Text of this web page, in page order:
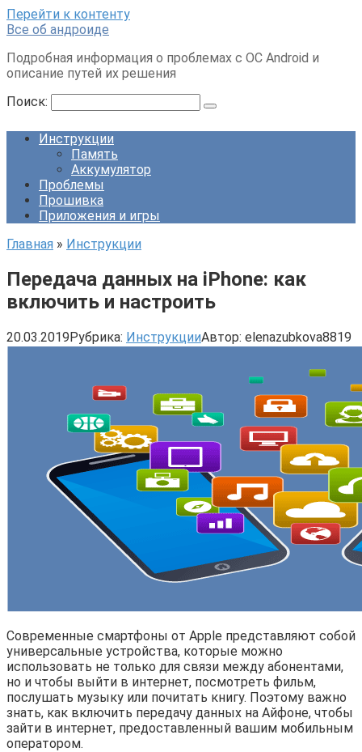
Перейти к контенту
Все об андроиде
Подробная информация о проблемах с ОС Android и
описание путей их решения
Поиск:
Инструкции
Память
Аккумулятор
Проблемы
Прошивка
Приложения и игры
Главная » Инструкции
Передача данных на iPhone: как
включить и настроить
20.03.2019Рубрика: ИнструкцииАвтор: elenazubkova8819
Современные смартфоны от Apple представляют собой
универсальные устройства, которые можно
использовать не только для связи между абонентами,
но и чтобы выйти в интернет, посмотреть фильм,
послушать музыку или почитать книгу. Поэтому важно
знать, как включить передачу данных на Айфоне, чтобы
зайти в интернет, предоставленный вашим мобильным
оператором.